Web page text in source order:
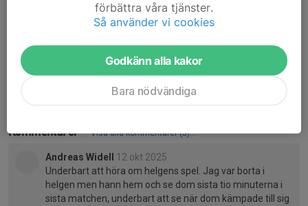
P.s Marwaan gick och trösta Barkarö SKs spelare efter deras
Dela nyhet
Kommentarer Visa alla kommentarer (5)...
Andreas Widell
12 okt 2025
Underbart att höra om helgens spel. Jag var borta i
helgen men hann hem och se dom sista tio minuterna i
sista matchen, underbart att se när dom kämpade till sig
förbättra våra tjänster.
Så använder vi cookies
Godkänn alla kakor
Bara nödvändiga